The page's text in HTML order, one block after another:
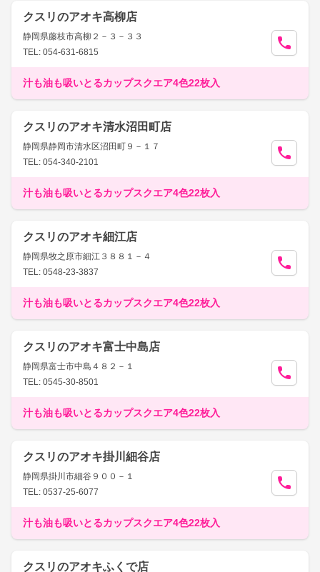
クスリのアオキ高柳店
静岡県藤枝市高柳２－３－３３
TEL: 054-631-6815
汁も油も吸いとるカップスクエア4色22枚入
クスリのアオキ清水沼田町店
静岡県静岡市清水区沼田町９－１７
TEL: 054-340-2101
汁も油も吸いとるカップスクエア4色22枚入
クスリのアオキ細江店
静岡県牧之原市細江３８８１－４
TEL: 0548-23-3837
汁も油も吸いとるカップスクエア4色22枚入
クスリのアオキ富士中島店
静岡県富士市中島４８２－１
TEL: 0545-30-8501
汁も油も吸いとるカップスクエア4色22枚入
クスリのアオキ掛川細谷店
静岡県掛川市細谷９００－１
TEL: 0537-25-6077
汁も油も吸いとるカップスクエア4色22枚入
クスリのアオキふくで店